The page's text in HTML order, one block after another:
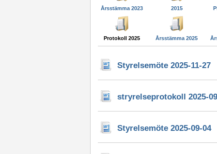
Årsstämma 2023 2015
Protokoll 2025 Årsstämma 2025
Styrelsemöte 2025-11-27
stryrelseprotokoll 2025-
Styrelsemöte 2025-09-04